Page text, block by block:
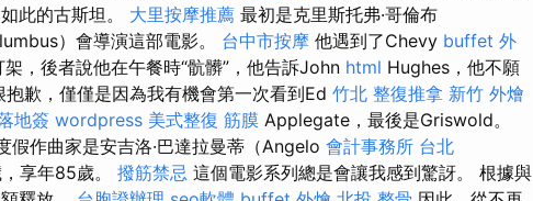
此的古斯坦。 大里按摩推薦 最初是克里斯托弗·哥倫布
）會導演這部電影。 台中市按摩 他遇到了Chevy buffet 外
，後者說他在午餐時“骯髒”，他告訴John html Hughes，他不願
歉，僅僅是因為我有機會第一次看到Ed 竹北 整復推拿 新竹 外燴
地簽 wordpress 美式整復 筋膜 Applegate，最後是Griswold。
假作曲家是安吉洛·巴達拉曼蒂（Angelo 會計事務所 台北
享年85歲。 撥筋禁忌 這個電影系列總是會讓我感到驚訝。 根據與